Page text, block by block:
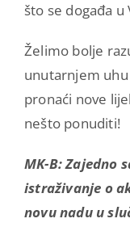
što se događa
Želimo bolje
unutarnjem
pronaći nove
nešto ponuditi!
MK-B: Zajedno
istraživanje o
novu nadu u